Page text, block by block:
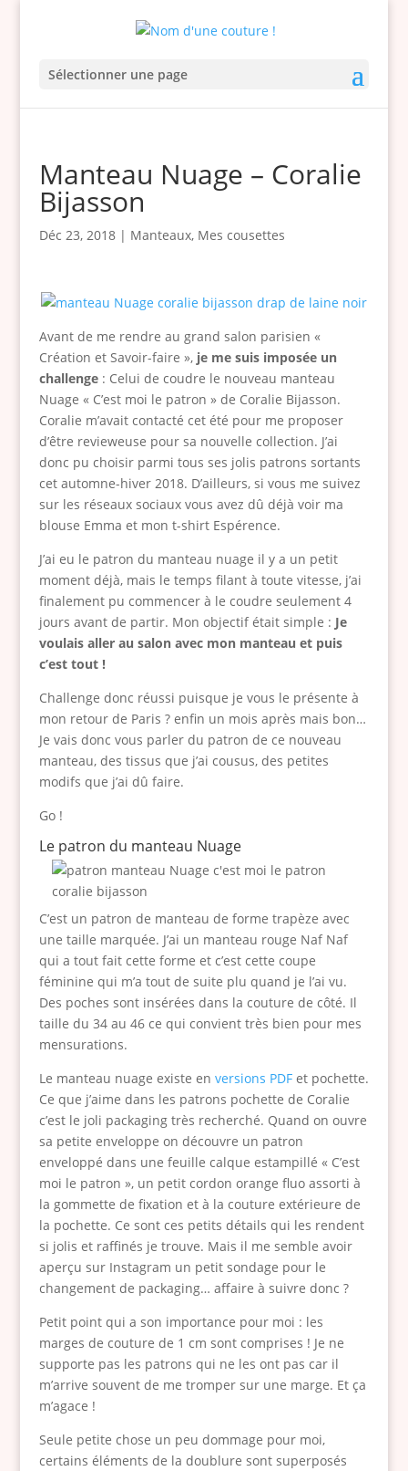
Sélectionner une page
Manteau Nuage – Coralie
Bijasson
Déc 23, 2018| Manteaux, Mes cousettes
Avant de me rendre au grand salon parisien «
Création et Savoir-faire », je me suis imposée un
challenge: Celui de coudre le nouveau manteau
Nuage « C’est moi le patron » de Coralie Bijasson.
Coralie m’avait contacté cet été pour me proposer
d’être revieweuse pour sa nouvelle collection. J’ai
donc pu choisir parmi tous ses jolis patrons sortants
cet automne-hiver 2018. D’ailleurs, si vous me suivez
sur les réseaux sociaux vous avez dû déjà voir ma
blouse Emma et mon t-shirt Espérence.
J’ai eu le patron du manteau nuage il y a un petit
moment déjà, mais le temps filant à toute vitesse, j’ai
finalement pu commencer à le coudre seulement 4
jours avant de partir. Mon objectif était simple : Je
voulais aller au salon avec mon manteau et puis
c’est tout !
Challenge donc réussi puisque je vous le présente à
mon retour de Paris ? enfin un mois après mais bon…
Je vais donc vous parler du patron de ce nouveau
manteau, des tissus que j’ai cousus, des petites
modifs que j’ai dû faire.
Go !
Le patron du manteau Nuage
C’est un patron de manteau de forme trapèze avec
une taille marquée. J’ai un manteau rouge Naf Naf
qui a tout fait cette forme et c’est cette coupe
féminine qui m’a tout de suite plu quand je l’ai vu.
Des poches sont insérées dans la couture de côté. Il
taille du 34 au 46 ce qui convient très bien pour mes
mensurations.
Le manteau nuage existe en versions PDF et pochette.
Ce que j’aime dans les patrons pochette de Coralie
c’est le joli packaging très recherché. Quand on ouvre
sa petite enveloppe on découvre un patron
enveloppé dans une feuille calque estampillé « C’est
moi le patron », un petit cordon orange fluo assorti à
la gommette de fixation et à la couture extérieure de
la pochette. Ce sont ces petits détails qui les rendent
si jolis et raffinés je trouve. Mais il me semble avoir
aperçu sur Instagram un petit sondage pour le
changement de packaging… affaire à suivre donc ?
Petit point qui a son importance pour moi : les
marges de couture de 1 cm sont comprises ! Je ne
supporte pas les patrons qui ne les ont pas car il
m’arrive souvent de me tromper sur une marge. Et ça
m’agace !
Seule petite chose un peu dommage pour moi,
certains éléments de la doublure sont superposés